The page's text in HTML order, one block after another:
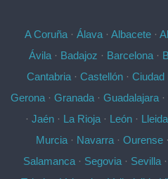
A Coruña· Álava· Albacete·
Ávila · Badajoz · Barcelona ·
Cantabria · Castellón · Ciudad
Gerona · Granada · Guadalajara ·
· Jaén · La Rioja · León · Lleida
Murcia· Navarra· Ourense·
Salamanca · Segovia · Sevilla ·